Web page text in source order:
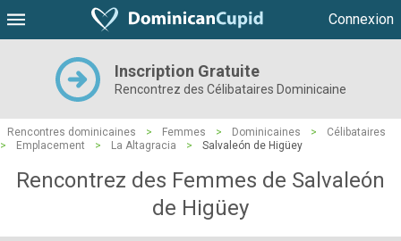
Connexion
Inscription Gratuite
Rencontrez des Célibataires Dominicaine
Rencontres dominicaines > Femmes > Dominicaines >
Célibataires
>
Emplacement > La Altagracia > Salvaleón de Higüey
Rencontrez des Femmes de Salvaleón
de Higüey